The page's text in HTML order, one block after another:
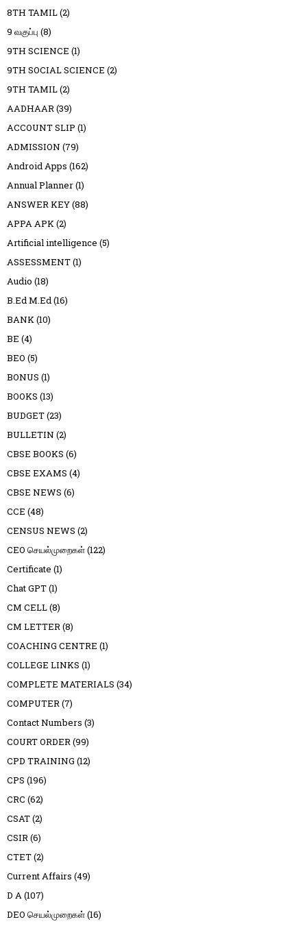
8TH TAMIL(2)
9 வகுப்பு (8)
9TH SCIENCE (1)
9TH SOCIAL SCIENCE (2)
9TH TAMIL(2)
AADHAAR(39)
ACCOUNT SLIP (1)
ADMISSION (79)
Android Apps (162)
Annual Planner(1)
ANSWER KEY(88)
APPA APK(2)
Artificial intelligence (5)
ASSESSMENT(1)
Audio (18)
B.Ed M.Ed(16)
BANK(10)
BE (4)
BEO (5)
BONUS (1)
BOOKS (13)
BUDGET(23)
BULLETIN (2)
CBSE BOOKS (6)
CBSE EXAMS (4)
CBSE NEWS (6)
CCE (48)
CENSUS NEWS (2)
CEO செயல்முறைகள்(122)
Certificate (1)
Chat GPT(1)
CM CELL(8)
CM LETTER(8)
COACHING CENTRE (1)
COLLEGE LINKS (1)
COMPLETE MATERIALS (34)
COMPUTER(7)
Contact Numbers (3)
COURT ORDER(99)
CPD TRAINING (12)
CPS (196)
CRC (62)
CSAT(2)
CSIR(6)
CTET(2)
Current Affairs (49)
D A(107)
DEO செயல்முறைகள்(16)